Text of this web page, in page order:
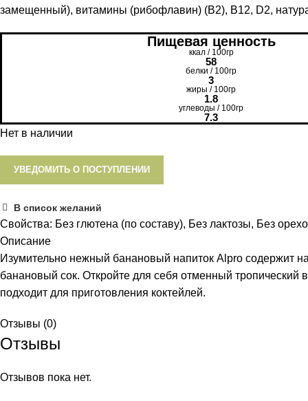
замещенный), витамины (рибофлавин) (В2), В12, D2,
Пищевая ценность
ккал / 100гр
58
белки / 100гр
3
жиры / 100гр
1.8
углеводы / 100гр
7.3
Нет в наличии
УВЕДОМИТЬ О ПОСТУПЛЕНИИ
В список желаний
Свойства: Без глютена (по составу), Без лактозы, Без
Описание
Изумительно нежный банановый напиток Alpro содержит
банановый сок. Откройте для себя отменный тропический
подходит для приготовления коктейлей.
Отзывы (0)
Отзывы
Отзывов пока нет.